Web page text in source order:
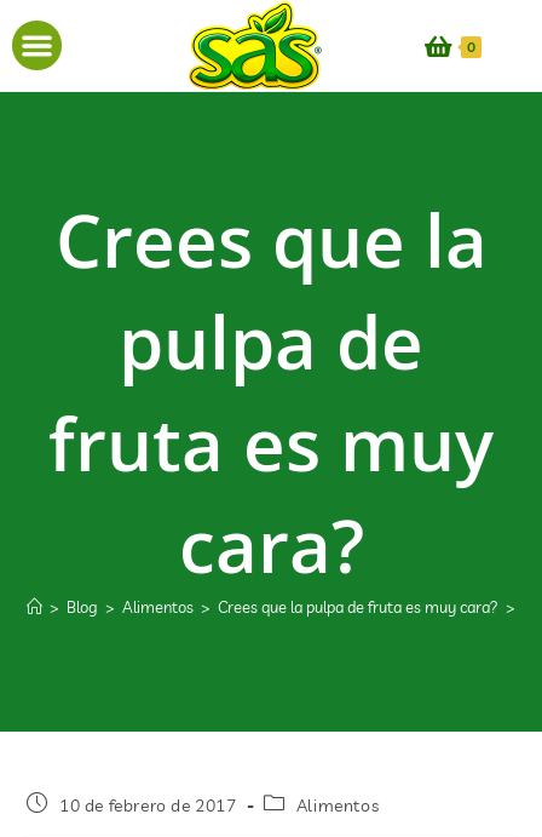
0
Crees que la
pulpa de
fruta es muy
cara?
> Blog > Alimentos > Crees que la pulpa de fruta es muy cara? >
10 de febrero de 2017 Alimentos